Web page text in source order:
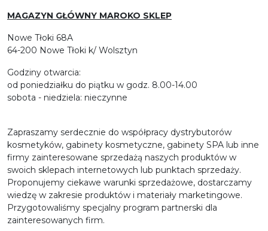
MAGAZYN GŁÓWNY MAROKO SKLEP
Nowe Tłoki 68A
64-200 Nowe Tłoki k/ Wolsztyn
Godziny otwarcia:
od poniedziałku do piątku w godz. 8.00-14.00
sobota - niedziela: nieczynne
Zapraszamy serdecznie do współpracy dystrybutorów
kosmetyków, gabinety kosmetyczne, gabinety SPA lub inne
firmy zainteresowane sprzedażą naszych produktów w
swoich sklepach internetowych lub punktach sprzedaży.
Proponujemy ciekawe warunki sprzedażowe, dostarczamy
wiedzę w zakresie produktów i materiały marketingowe.
Przygotowaliśmy specjalny program partnerski dla
zainteresowanych firm.